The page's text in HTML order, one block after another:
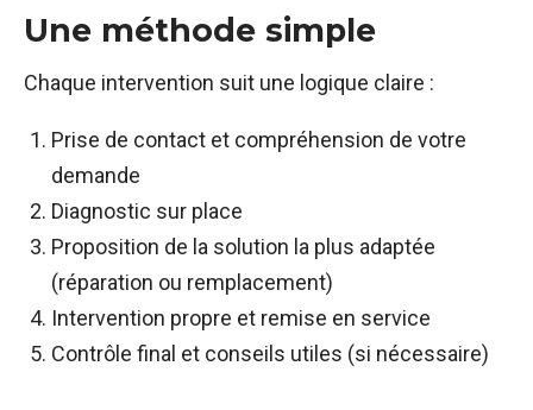
Une méthode simple
Chaque intervention suit une logique claire :
Prise de contact et compréhension de votre
demande
Diagnostic sur place
Proposition de la solution la plus adaptée
(réparation ou remplacement)
Intervention propre et remise en service
Contrôle final et conseils utiles (si nécessaire)